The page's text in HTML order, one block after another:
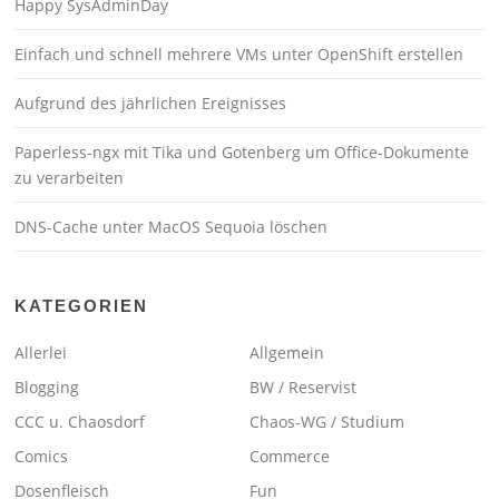
Happy SysAdminDay
Einfach und schnell mehrere VMs unter OpenShift erstellen
Aufgrund des jährlichen Ereignisses
Paperless-ngx mit Tika und Gotenberg um Office-Dokumente
zu verarbeiten
DNS-Cache unter MacOS Sequoia löschen
KATEGORIEN
Allerlei
Allgemein
Blogging
BW / Reservist
CCC u. Chaosdorf
Chaos-WG / Studium
Comics
Commerce
Dosenfleisch
Fun